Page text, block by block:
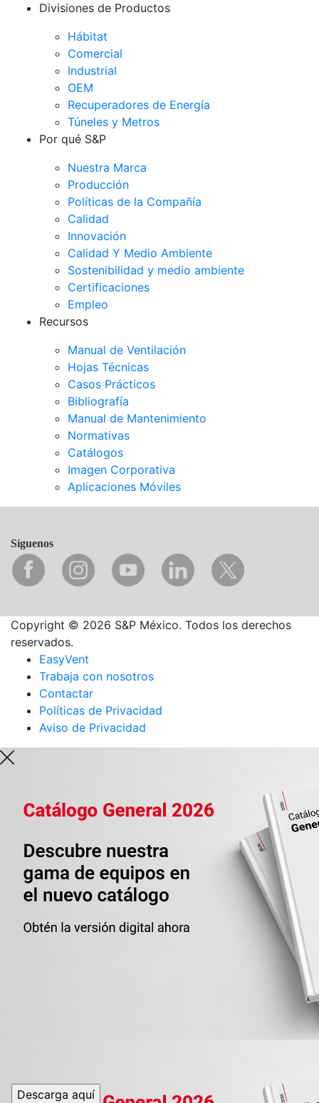
Divisiones de Productos
Hábitat
Comercial
Industrial
OEM
Recuperadores de Energía
Túneles y Metros
Por qué S&P
Nuestra Marca
Producción
Políticas de la Compañía
Calidad
Innovación
Calidad Y Medio Ambiente
Sostenibilidad y medio ambiente
Certificaciones
Empleo
Recursos
Manual de Ventilación
Hojas Técnicas
Casos Prácticos
Bibliografía
Manual de Mantenimiento
Normativas
Catálogos
Imagen Corporativa
Aplicaciones Móviles
Síguenos
Copyright © 2026 S&P México. Todos los derechos
reservados.
EasyVent
Trabaja con nosotros
Contactar
Políticas de Privacidad
Aviso de Privacidad